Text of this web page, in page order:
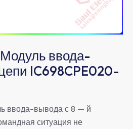
ввода-
IC698CPE020-
ввода-вывода с 8 — й
ситуация не